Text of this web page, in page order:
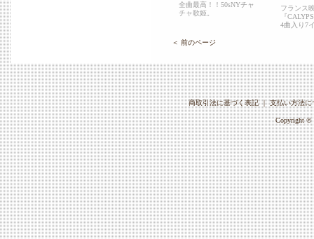
全曲最高！！50sNYチャ
チャ歌姫。
フランス
『
4曲入り7
＜ 前のページ
商取引法に基づく表記｜支払い方法に
Copyright ©